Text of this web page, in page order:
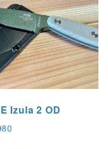
Izula 2 OD